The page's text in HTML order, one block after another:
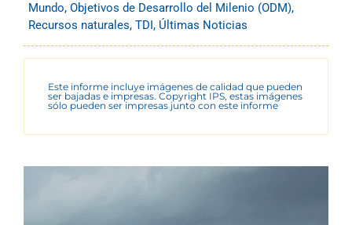
Mundo, Objetivos de Desarrollo del Milenio (ODM),
Recursos naturales, TDI, Últimas Noticias
Este informe incluye imágenes de calidad que pueden
ser bajadas e impresas. Copyright IPS, estas imágenes
sólo pueden ser impresas junto con este informe